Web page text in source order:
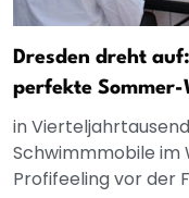
Dresden dreht
perfekte Sommer-
in
Schwimmmobile im
Profifeeling vor der